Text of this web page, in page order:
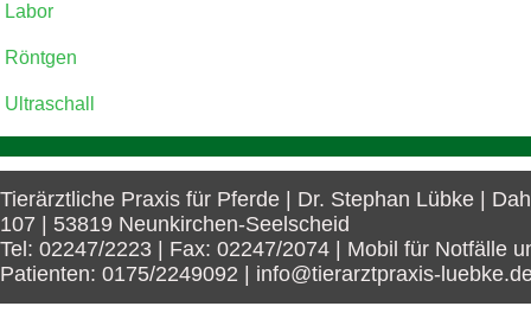
Labor
Röntgen
Ultraschall
Tierärztliche Praxis für Pferde | Dr. Stephan Lübke |
107 | 53819 Neunkirchen-Seelscheid
Tel: 02247/2223 | Fax: 02247/2074 | Mobil für Notfälle
Patienten: 0175/2249092 | info@tierarztpraxis-